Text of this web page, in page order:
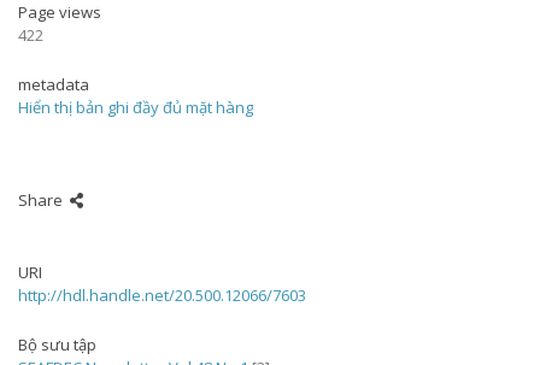
Page views
422
metadata
Hiển thị bản ghi đầy đủ mặt hàng
Share
URI
http://hdl.handle.net/20.500.12066/7603
Bộ sưu tập